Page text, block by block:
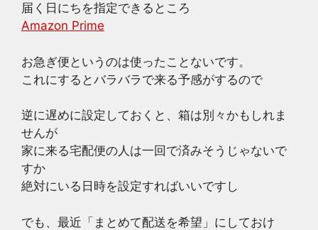
届く日にちを指定できるところ
Amazon Prime
お急ぎ便というのは使ったことないです。
これにするとバラバラで来る予感がするので
逆に遅めに設定しておくと、箱は別々かもしれま
せんが
家に来る宅配便の人は一回で済みそうじゃないで
すか
絶対にいる日時を設定すればいいですし
でも、最近「まとめて配送を希望」にしておけ